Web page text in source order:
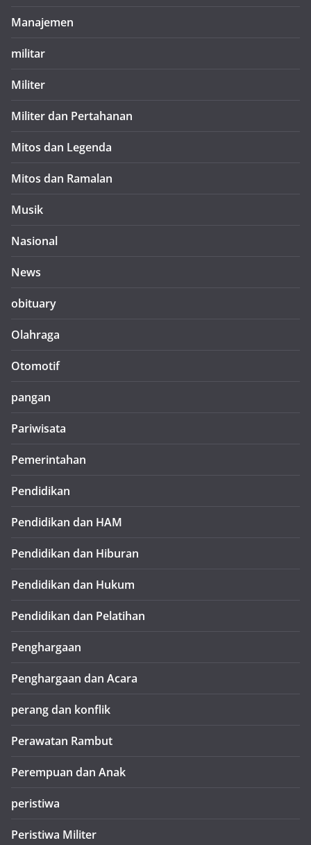
Manajemen
militar
Militer
Militer dan Pertahanan
Mitos dan Legenda
Mitos dan Ramalan
Musik
Nasional
News
obituary
Olahraga
Otomotif
pangan
Pariwisata
Pemerintahan
Pendidikan
Pendidikan dan HAM
Pendidikan dan Hiburan
Pendidikan dan Hukum
Pendidikan dan Pelatihan
Penghargaan
Penghargaan dan Acara
perang dan konflik
Perawatan Rambut
Perempuan dan Anak
peristiwa
Peristiwa Militer